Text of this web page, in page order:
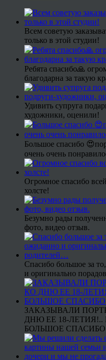
Всем советую
только в этой студии!
Ребята спасибо🙏
благодарна за такую
Удивить супруга
художники, оценили!
Большое спасибо
очень очень
Огромное спасибо
холсте!
Безумно рады
фото, видео отзыв.
Спасибо большое за
и оригинально
ЗАКАЗЫВАЛИ
ДНЮ ЕЕ 18-
БОЛЬШОЕ